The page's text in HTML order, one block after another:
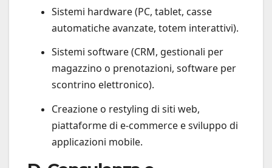
Sistemi hardware (PC, tablet, casse
automatiche avanzate, totem interattivi).
Sistemi software (CRM, gestionali per
magazzino o prenotazioni, software per
scontrino elettronico).
Creazione o restyling di siti web,
piattaforme di e-commerce e sviluppo di
applicazioni mobile.